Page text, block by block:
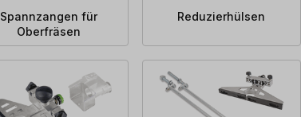
Spannzangen für
Oberfräsen
Reduzierhülsen